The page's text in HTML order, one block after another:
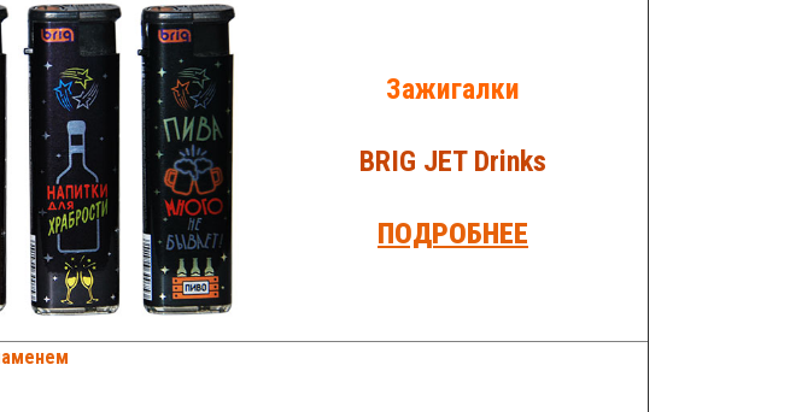
Зажигалки
BRIG JET Drinks
ПОДРОБНЕЕ